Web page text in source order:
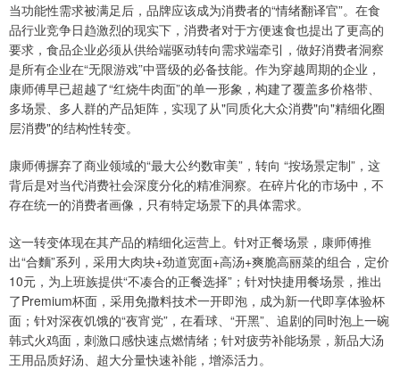
当功能性需求被满足后，品牌应该成为消费者的“情绪翻译官”。在食
品行业竞争日趋激烈的现实下，消费者对于方便速食也提出了更高的
要求，食品企业必须从供给端驱动转向需求端牵引，做好消费者洞察
是所有企业在“无限游戏”中晋级的必备技能。作为穿越周期的企业，
康师傅早已超越了“红烧牛肉面”的单一形象，构建了覆盖多价格带、
多场景、多人群的产品矩阵，实现了从"同质化大众消费"向"精细化圈
层消费"的结构性转变。
康师傅摒弃了商业领域的“最大公约数审美”，转向 “按场景定制”，这
背后是对当代消费社会深度分化的精准洞察。在碎片化的市场中，不
存在统一的消费者画像，只有特定场景下的具体需求。
这一转变体现在其产品的精细化运营上。针对正餐场景，康师傅推
出“合麵”系列，采用大肉块+劲道宽面+高汤+爽脆高丽菜的组合，定价
10元，为上班族提供“不凑合的正餐选择”；针对快捷用餐场景，推出
了Premium杯面，采用免撒料技术一开即泡，成为新一代即享体验杯
面；针对深夜饥饿的“夜宵党”，在看球、“开黑”、追剧的同时泡上一碗
韩式火鸡面，刺激口感快速点燃情绪；针对疲劳补能场景，新品大汤
王用品质好汤、超大分量快速补能，增添活力。